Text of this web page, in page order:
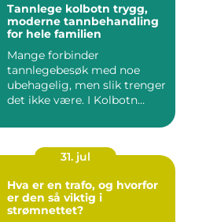
Tannlege kolbotn trygg,
moderne tannbehandling
for hele familien
Mange forbinder
tannlegebesøk med noe
ubehagelig, men slik trenger
det ikke være. I Kolbotn
31. jul
Hva er en trafo, og hvorfor
er den så viktig i
strømnettet?